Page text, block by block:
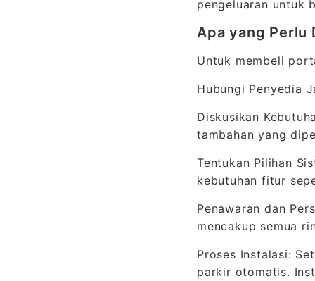
pengeluaran untuk
Apa yang Perlu
Untuk membeli
Hubungi Penyedia
Diskusikan
tambahan yang
Tentukan Pilihan
kebutuhan fitur
Penawaran dan
mencakup semua
Proses Instalasi:
parkir otomatis.